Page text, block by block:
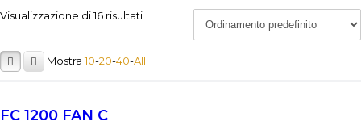
Visualizzazione di 16 risultati
Mostra10-20-40-All
FC 1200 FAN C